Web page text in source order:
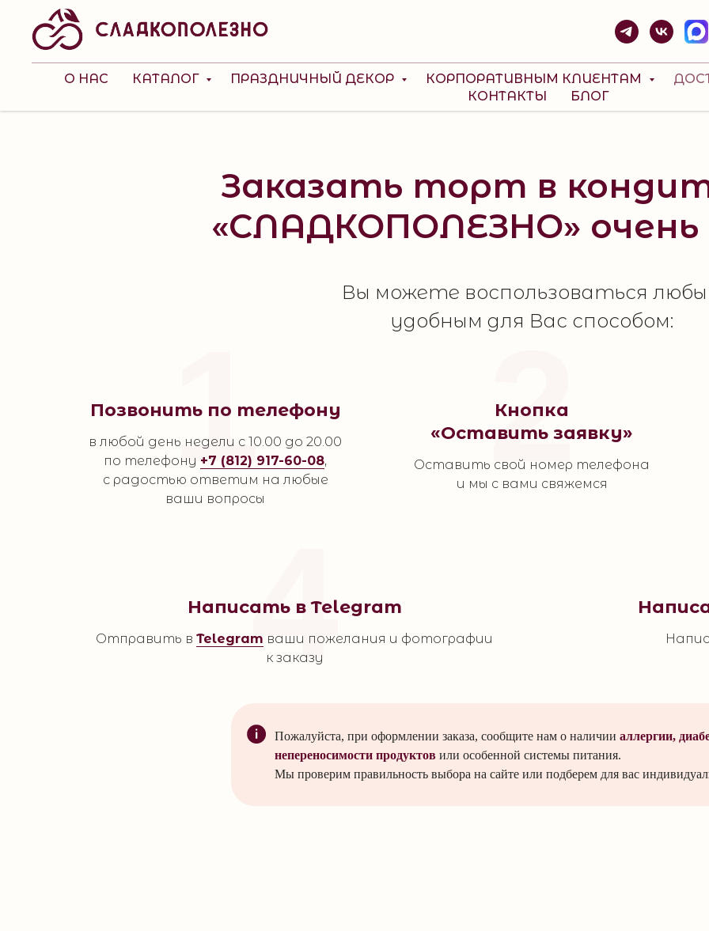
О НАС КАТАЛОГ ПРАЗДНИЧНЫЙ ДЕКОР КОРПОРАТИВНЫМ КЛИЕНТАМ
КОНТАКТЫ
БЛОГ
РАССЧИТАТЬ ТОРТ
Заказать торт в
«СЛАДКОПОЛЕЗНО» очень
Вы можете воспользоваться
удобным для Вас способом:
Позвонить по телефону
в любой день недели с 10.00 до 20.00
по телефону +7 (812) 917-60-08,
с радостью ответим на любые
ваши вопросы
1
Кнопка
«Оставить заявку»
Оставить свой номер телефона
и мы с вами свяжемся
2
Написать в Telegram
Отправить в Telegram ваши пожелания и фотографии
к заказу
4
Пожалуйста, при оформлении заказа, сообщите нам о наличии аллергии,
непереносимости продуктов или особенной системы питания.
Мы проверим правильность выбора на сайте или подберем для вас